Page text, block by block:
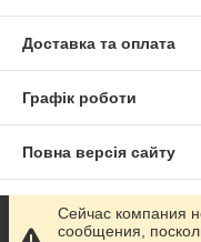
Доставка та оплата
Графік роботи
Повна версія сайту
Сайт створено на
Сейчас компания
сообщения,